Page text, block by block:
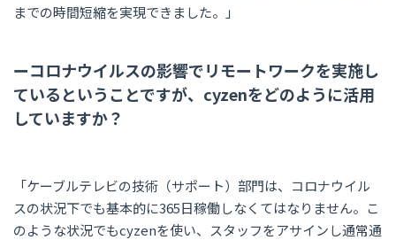
までの時間短縮を実現できました。」
ーコロナウイルスの影響でリモートワークを実施し
ているということですが、cyzenをどのように活用
していますか？
「ケーブルテレビの技術（サポート）部門は、コロナウイル
スの状況下でも基本的に365日稼働しなくてはなりません。こ
のような状況でもcyzenを使い、スタッフをアサインし通常通